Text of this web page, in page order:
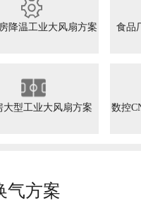
降温工业大风扇方案 食品
大型工业大风扇方案 数控
气方案